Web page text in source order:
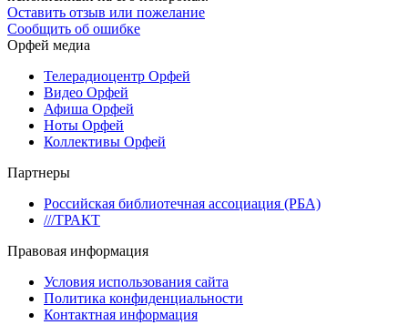
Оставить отзыв или пожелание
Сообщить об ошибке
Орфей медиа
Телерадиоцентр Орфей
Видео Орфей
Афиша Орфей
Ноты Орфей
Коллективы Орфей
Партнеры
Российская библиотечная ассоциация (РБА)
///ТРАКТ
Правовая информация
Условия использования сайта
Политика конфиденциальности
Контактная информация